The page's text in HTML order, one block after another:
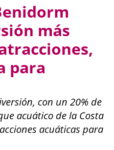
más
para
con un 20% de
acuático de la Costa
acuáticas para